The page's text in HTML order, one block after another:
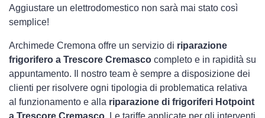
Aggiustare un elettrodomestico non sarà mai stato così
semplice!
Archimede Cremona offre un servizio di riparazione
frigorifero a Trescore Cremasco completo e in rapidità su
appuntamento. Il nostro team è sempre a disposizione dei
clienti per risolvere ogni tipologia di problematica relativa
al funzionamento e alla riparazione di frigoriferi Hotpoint